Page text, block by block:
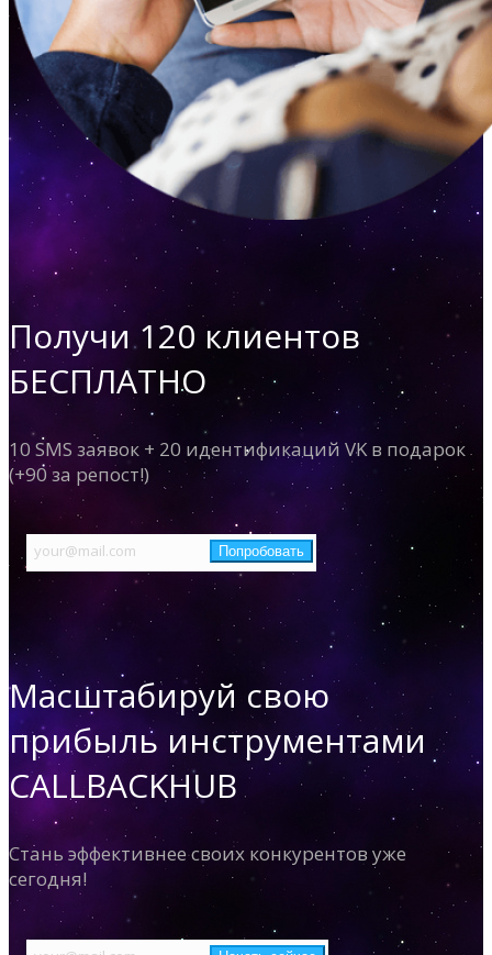
Получи 120 клиентов
БЕСПЛАТНО
10 SMS заявок + 20 идентификаций VK в подарок
(+90 за репост!)
Масштабируй свою
прибыль инструментами
CALLBACKHUB
Стань эффективнее своих конкурентов уже
сегодня!